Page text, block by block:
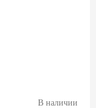
В наличии